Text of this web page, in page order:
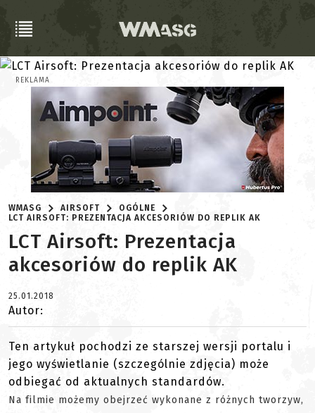
REKLAMA
WMASG AIRSOFT
OGÓLNE
LCT AIRSOFT: PREZENTACJA AKCESORIÓW DO REPLIK AK
LCT Airsoft: Prezentacja
akcesoriów do replik AK
25.01.2018
Autor:
Ten artykuł pochodzi ze starszej wersji portalu i
jego wyświetlanie (szczególnie zdjęcia) może
odbiegać od aktualnych standardów.
Na filmie możemy obejrzeć wykonane z różnych tworzyw,